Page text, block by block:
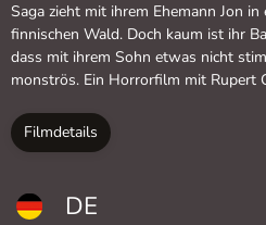
Saga zieht mit ihrem Ehemann Jon
finnischen Wald. Doch kaum ist ihr
dass mit ihrem Sohn etwas nicht
monströs. Ein Horrorfilm mit Rupert
Filmdetails
DE